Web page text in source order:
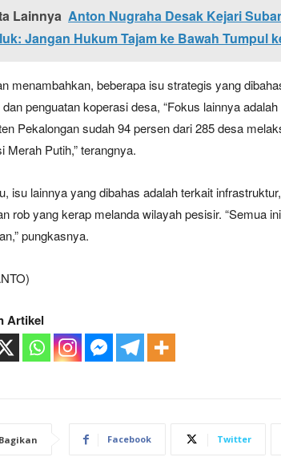
Lainnya Anton Nugraha Desak Kejari
Jangan Hukum Tajam ke Bawah Tumpul
menambahkan, beberapa isu strategis yang
penguatan koperasi desa, “Fokus lainnya
Pekalongan sudah 94 persen dari 285 desa
Merah Putih,” terangnya.
isu lainnya yang dibahas adalah terkait
rob yang kerap melanda wilayah pesisir. “Semua
pungkasnya.
Artikel
Bagikan Facebook Twitter